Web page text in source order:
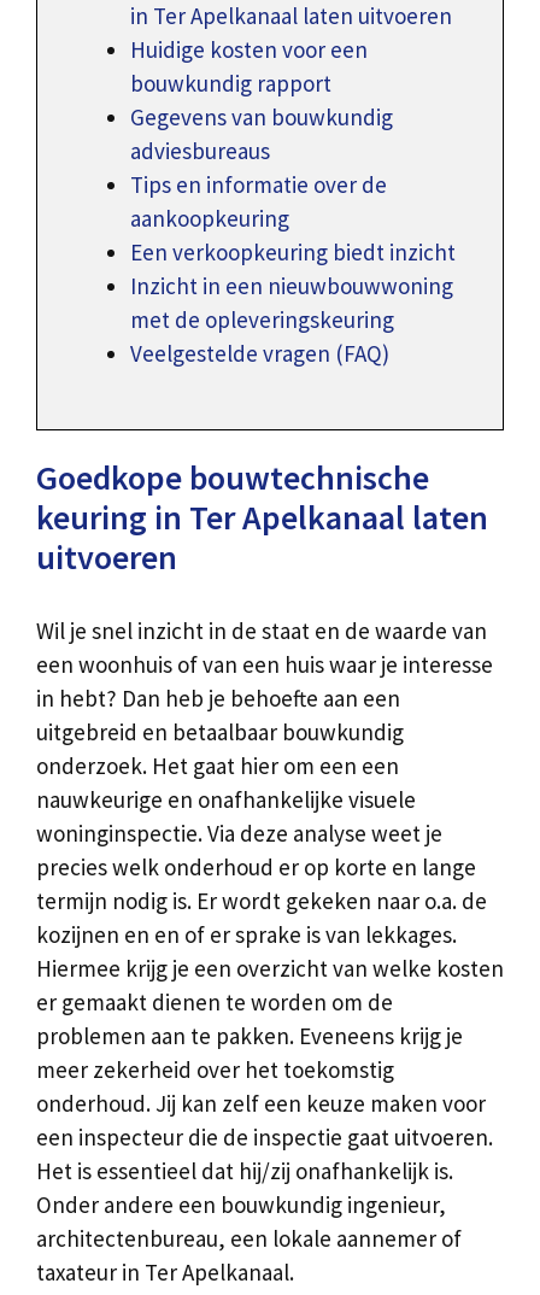
in Ter Apelkanaal laten uitvoeren
Huidige kosten voor een
bouwkundig rapport
Gegevens van bouwkundig
adviesbureaus
Tips en informatie over de
aankoopkeuring
Een verkoopkeuring biedt inzicht
Inzicht in een nieuwbouwwoning
met de opleveringskeuring
Veelgestelde vragen (FAQ)
Goedkope bouwtechnische
keuring in Ter Apelkanaal laten
uitvoeren
Wil je snel inzicht in de staat en de waarde van
een woonhuis of van een huis waar je interesse
in hebt? Dan heb je behoefte aan een
uitgebreid en betaalbaar bouwkundig
onderzoek. Het gaat hier om een een
nauwkeurige en onafhankelijke visuele
woninginspectie. Via deze analyse weet je
precies welk onderhoud er op korte en lange
termijn nodig is. Er wordt gekeken naar o.a. de
kozijnen en en of er sprake is van lekkages.
Hiermee krijg je een overzicht van welke kosten
er gemaakt dienen te worden om de
problemen aan te pakken. Eveneens krijg je
meer zekerheid over het toekomstig
onderhoud. Jij kan zelf een keuze maken voor
een inspecteur die de inspectie gaat uitvoeren.
Het is essentieel dat hij/zij onafhankelijk is.
Onder andere een bouwkundig ingenieur,
architectenbureau, een lokale aannemer of
taxateur in Ter Apelkanaal.